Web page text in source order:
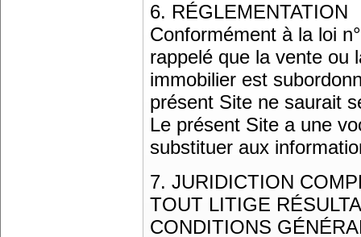
6. RÉGLEMENTATION
Conformément à la loi
rappelé que la vente ou
immobilier est
présent Site ne saurait
Le présent Site a une
substituer aux
7. JURIDICTION
TOUT LITIGE
CONDITIONS